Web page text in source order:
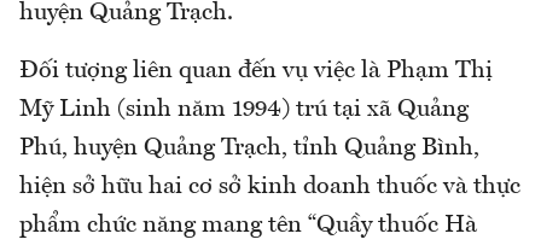
huyện Quảng Trạch.
Đối tượng liên quan đến vụ việc là Phạm Thị
Mỹ Linh (sinh năm 1994) trú tại xã Quảng
Phú, huyện Quảng Trạch, tỉnh Quảng Bình,
hiện sở hữu hai cơ sở kinh doanh thuốc và thực
phẩm chức năng mang tên “Quầy thuốc Hà